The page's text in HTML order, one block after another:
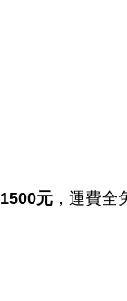
1500元 ，運費全